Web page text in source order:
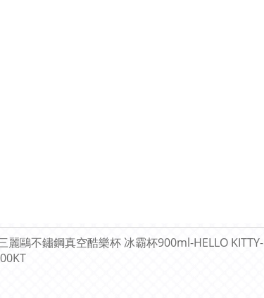
三麗鷗不鏽鋼真空酷樂杯 冰霸杯900ml-HELLO KITTY-